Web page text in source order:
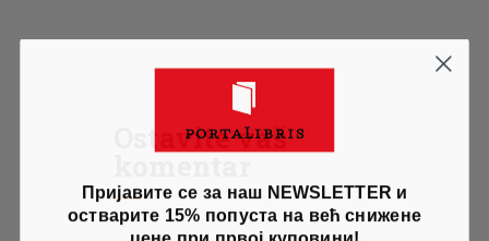
Ostavite vaš
Пријавите се за наш NEWSLETTER и
остварите 15% попуста на већ снижене
цене при првој куповини!